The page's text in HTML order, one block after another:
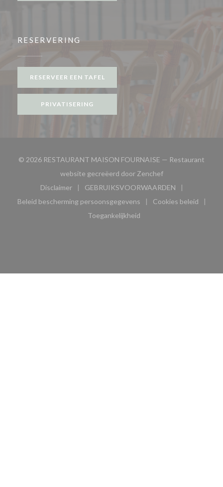
RESERVERING
RESERVEER EEN TAFEL
PRIVATISERING
© 2026 RESTAURANT MAISON FOURNAISE — Restaurant
website gecreëerd door Zenchef((opent in een
Disclaimer
((opent in een nieuw venster))
GEBRUIKSVOORWAARDEN
((opent in een nieuw
Beleid bescherming persoonsgegevens
((opent in een nieuw venster))
Cookies beleid
((opent in
Toegankelijkheid
((opent in een nieuw venster))